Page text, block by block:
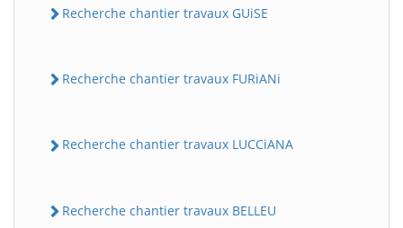
Recherche chantier travaux GUiSE
Recherche chantier travaux FURiANi
Recherche chantier travaux LUCCiANA
Recherche chantier travaux BELLEU